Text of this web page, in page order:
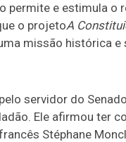
e estimula o
o projetoA
missão histórica
servidor do
Ele afirmou ter
Stéphane